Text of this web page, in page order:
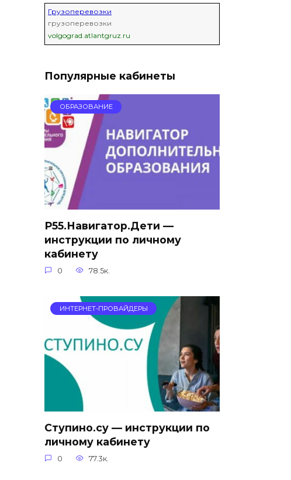
Грузоперевозки
грузоперевозки
volgograd.atlantgruz.ru
Популярные кабинеты
ОБРАЗОВАНИЕ
Р55.Навигатор.Дети —
инструкции по личному
кабинету
0 78.5к.
ИНТЕРНЕТ-ПРОВАЙДЕРЫ
Ступино.су — инструкции по
личному кабинету
0 77.3к.